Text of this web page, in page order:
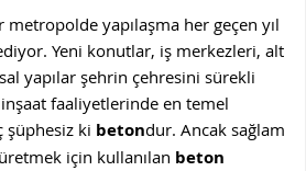
yapılaşma her geçen yıl
Yeni konutlar, iş merkezleri, alt
yapılar şehrin çehresini sürekli
faaliyetlerinde en temel
şüphesiz ki betondur. Ancak sağlam
için kullanılan beton